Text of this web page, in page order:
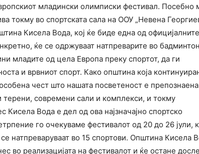
младински олимписки фестивал. Посебно
токму во спортската сала на ООУ „Невена
Кисела Вода, кој ќе биде една од официјалните
ќе се одржуваат натпреварите во
младите од цела Европа преку спортот, да ги
и врвниот спорт. Како општина која
чест што нашата посветеност е
современи сали и комплекси, и токму
Кисела Вода е дел од ова најзначајно спортско
го очекуваме фестивалот од 20 до 26 јули,
натпреваруваат во 15 спортови. Општина Кисела
во реализацијата на фестивалот и ќе остане